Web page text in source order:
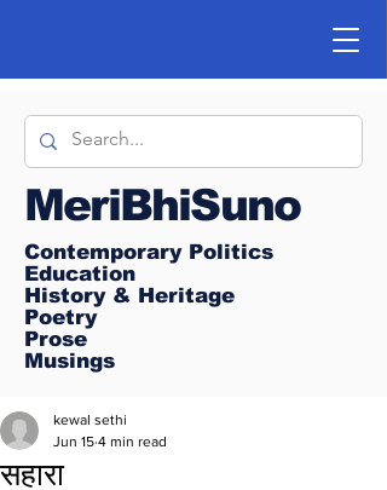
MeriBhiSuno
Contemporary Politics
Education
History & Heritage
Poetry
Prose
Musings
सहारा
kewal sethi
Jun 15 4 min read